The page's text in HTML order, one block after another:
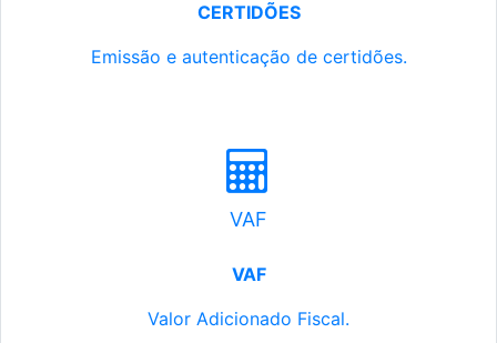
CERTIDÕES
Emissão e autenticação de certidões.
VAF
VAF
Valor Adicionado Fiscal.